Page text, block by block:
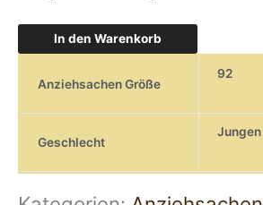
In den Warenkorb
Anziehsachen Größe
92
Geschlecht
Jungen